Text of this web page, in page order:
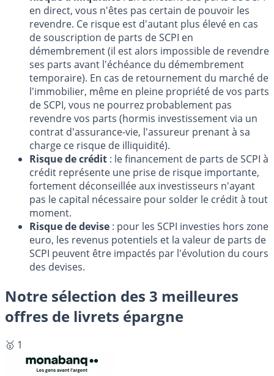
en direct, vous n'êtes pas certain de pouvoir les
revendre. Ce risque est d'autant plus élevé en cas
de souscription de parts de SCPI en
démembrement (il est alors impossible de revendre
ses parts avant l'échéance du démembrement
temporaire). En cas de retournement du marché de
l'immobilier, même en pleine propriété de vos parts
de SCPI, vous ne pourrez probablement pas
revendre vos parts (hormis investissement via un
contrat d'assurance-vie, l'assureur prenant à sa
charge ce risque de illiquidité).
Risque de crédit : le financement de parts de SCPI à
crédit représente une prise de risque importante,
fortement déconseillée aux investisseurs n'ayant
pas le capital nécessaire pour solder le crédit à tout
moment.
Risque de devise : pour les SCPI investies hors zone
euro, les revenus potentiels et la valeur de parts de
SCPI peuvent être impactés par l'évolution du cours
des devises.
Notre sélection des 3 meilleures
offres de livrets épargne
🥇 1